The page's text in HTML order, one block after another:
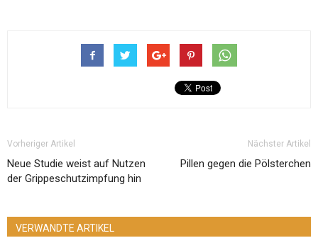
Vorheriger Artikel
Neue Studie weist auf Nutzen
der Grippeschutzimpfung hin
Nächster Artikel
Pillen gegen die Pölsterchen
VERWANDTE ARTIKEL